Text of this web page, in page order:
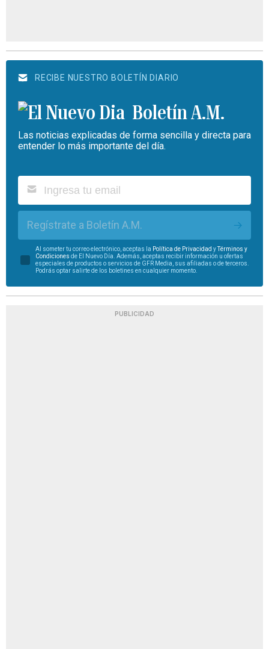
RECIBE NUESTRO BOLETÍN DIARIO
Boletín A.M.
Las noticias explicadas de forma sencilla y directa para
entender lo más importante del día.
Regístrate a Boletín A.M.
Al someter tu correo electrónico, aceptas la Política de Privacidad yTérminos y
Condiciones de El Nuevo Día. Además, aceptas recibir información u ofertas
especiales de productos o servicios de GFR Media, sus afiliadas o de terceros.
Podrás optar salirte de los boletines en cualquier momento.
PUBLICIDAD